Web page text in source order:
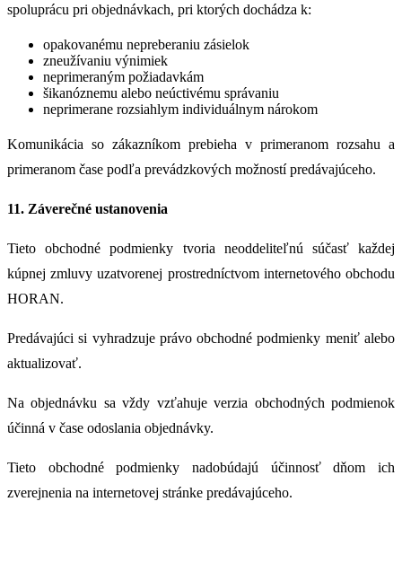
spoluprácu pri objednávkach, pri ktorých dochádza k:
opakovanému nepreberaniu zásielok
zneužívaniu výnimiek
neprimeraným požiadavkám
šikanóznemu alebo neúctivému správaniu
neprimerane rozsiahlym individuálnym nárokom
Komunikácia so zákazníkom prebieha v primeranom rozsahu a
primeranom čase podľa prevádzkových možností predávajúceho.
11. Záverečné ustanovenia
Tieto obchodné podmienky tvoria neoddeliteľnú súčasť každej
kúpnej zmluvy uzatvorenej prostredníctvom internetového obchodu
HORAN.
Predávajúci si vyhradzuje právo obchodné podmienky meniť alebo
aktualizovať.
Na objednávku sa vždy vzťahuje verzia obchodných podmienok
účinná v čase odoslania objednávky.
Tieto obchodné podmienky nadobúdajú účinnosť dňom ich
zverejnenia na internetovej stránke predávajúceho.